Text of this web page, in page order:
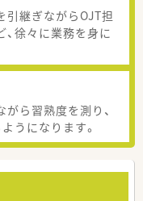
引継ぎながらOJT担
徐々に業務を身に
ら習熟度を測り、
うになります。